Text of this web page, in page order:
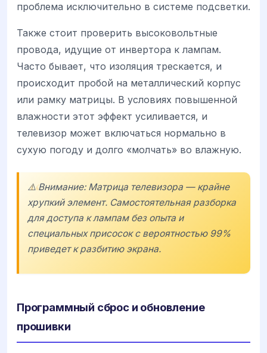
проблема исключительно в системе подсветки.
Также стоит проверить высоковольтные
провода, идущие от инвертора к лампам.
Часто бывает, что изоляция трескается, и
происходит пробой на металлический корпус
или рамку матрицы. В условиях повышенной
влажности этот эффект усиливается, и
телевизор может включаться нормально в
сухую погоду и долго «молчать» во влажную.
⚠️ Внимание: Матрица телевизора — крайне
хрупкий элемент. Самостоятельная разборка
для доступа к лампам без опыта и
специальных присосок с вероятностью 99%
приведет к разбитию экрана.
Программный сброс и обновление
прошивки